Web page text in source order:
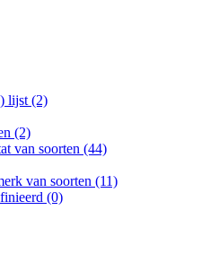
lijst (2)
(2)
van soorten (44)
van soorten (11)
(0)